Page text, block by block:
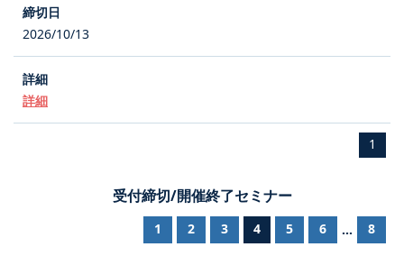
2026/10/13
詳細
1
受付締切/開催終了セミナー
1 2 3 4 5 6 ... 8